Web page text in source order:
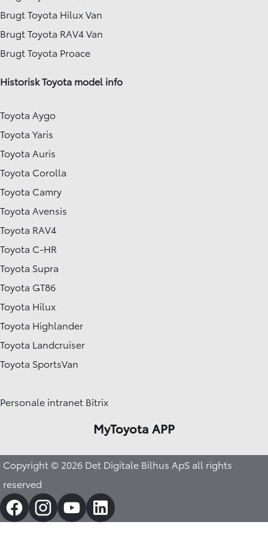
Brugt Toyota Hilux Van
Brugt Toyota RAV4 Van
Brugt Toyota Proace
Historisk Toyota model info
Toyota Aygo
Toyota Yaris
Toyota Auris
Toyota Corolla
Toyota Camry
Toyota Avensis
Toyota RAV4
Toyota C-HR
Toyota Supra
Toyota GT86
Toyota Hilux
Toyota Highlander
Toyota Landcruiser
Toyota SportsVan
Personale intranet Bitrix
MyToyota APP
Copyright © 2026 Det Digitale Bilhus ApS all rights
reserved